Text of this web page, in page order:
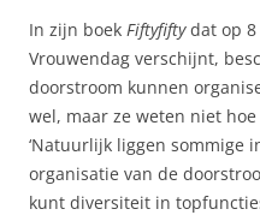
In zijn boek Fiftyfiftydat op 8
Vrouwendag verschijnt,
doorstroom kunnen
wel, maar ze weten niet
‘Natuurlijk liggen sommige
organisatie van de
kunt diversiteit in